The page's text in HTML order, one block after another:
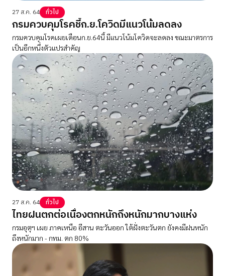
27 ส.ค. 64 ทั่วไป
กรมควบคุมโรคชี้ก.ย.โควิดมีแนวโน้มลดลง
กรมควบคุมโรคเผยเดือนก.ย.64นี้ มีแนวโน้มโควิดจะลดลง ขณะมาตรการ
เป็นอีกหนึ่งตัวแปรสำคัญ
27 ส.ค. 64 ทั่วไป
ไทยฝนตกต่อเนื่องตกหนักถึงหนักมากบางแห่ง
กรมอุตุฯ เผย ภาคเหนือ อีสาน ตะวันออก ใต้ฝั่งตะวันตก ยังคงมีฝนหนัก
ถึงหนักมาก - กทม. ตก 80%